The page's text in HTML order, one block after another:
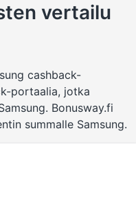
vertailu
cashback-
portaalia, jotka
Bonusway.fi
summalle Samsung.